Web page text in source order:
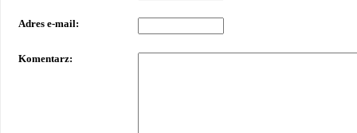
Adres e-mail:
Komentarz: